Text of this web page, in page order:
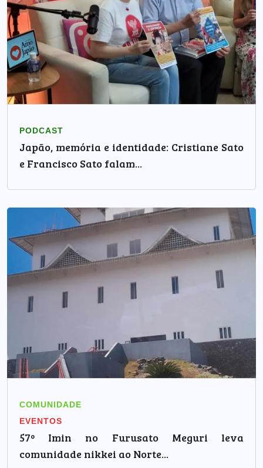
PODCAST
Japão, memória e identidade: Cristiane Sato
e Francisco Sato falam...
COMUNIDADE
EVENTOS
57º Imin no Furusato Meguri leva
comunidade nikkei ao Norte...